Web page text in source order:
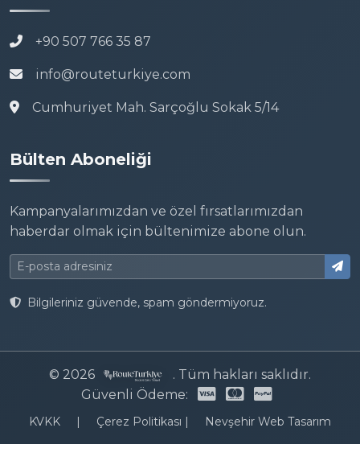
+90 507 766 35 87
info@routeturkiye.com
Cumhuriyet Mah. Sarçoğlu Sokak 5/14
Bülten Aboneliği
Kampanyalarımızdan ve özel fırsatlarımızdan
haberdar olmak için bültenimize abone olun.
Bilgileriniz güvende, spam göndermiyoruz.
© 2026
. Tüm hakları saklıdır.
Güvenli Ödeme:
KVKK | Çerez Politikası | Nevşehir Web Tasarım